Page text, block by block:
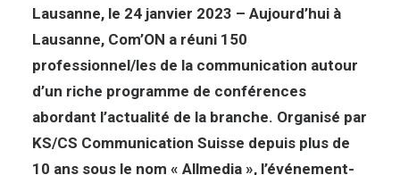
Lausanne, le 24 janvier 2023 – Aujourd’hui à
Lausanne, Com’ON a réuni 150
professionnel/les de la communication autour
d’un riche programme de conférences
abordant l’actualité de la branche. Organisé par
KS/CS Communication Suisse depuis plus de
10 ans sous le nom « Allmedia », l’événement-